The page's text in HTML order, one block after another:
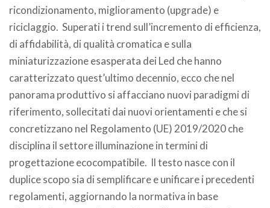
ricondizionamento, miglioramento (upgrade) e
riciclaggio. Superati i trend sull’incremento di efficienza,
di affidabilità, di qualità cromatica e sulla
miniaturizzazione esasperata dei Led che hanno
caratterizzato quest’ultimo decennio, ecco che nel
panorama produttivo si affacciano nuovi paradigmi di
riferimento, sollecitati dai nuovi orientamenti e che si
concretizzano nel Regolamento (UE) 2019/2020 che
disciplina il settore illuminazione in termini di
progettazione ecocompatibile. Il testo nasce con il
duplice scopo sia di semplificare e unificare i precedenti
regolamenti, aggiornando la normativa in base